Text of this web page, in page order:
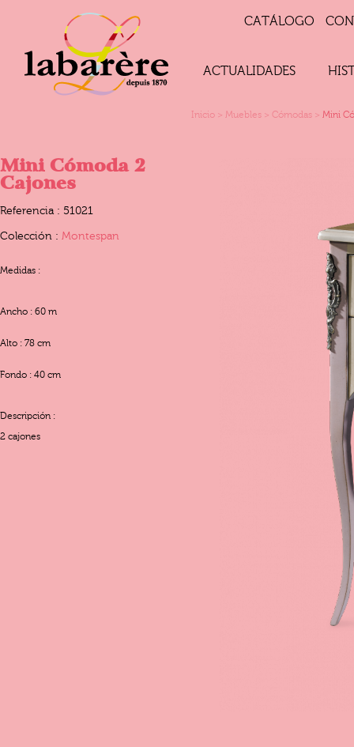
CATÁLOGO
ACTUALIDADES
Inicio > Muebles > Cómodas > Mini
Mini Cómoda 2
Cajones
Referencia : 51021
Colección : Montespan
Medidas :
Ancho : 60 m
Alto : 78 cm
Fondo : 40 cm
Descripción :
2 cajones